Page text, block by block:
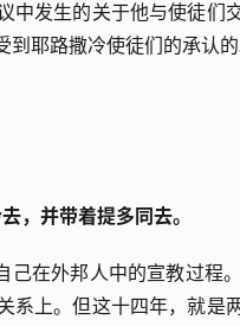
中发生的关于他与使徒们
耶路撒冷使徒们的承认的
，并带着提多同去。
己在外邦人中的宣教过程
系上。但这十四年，就是